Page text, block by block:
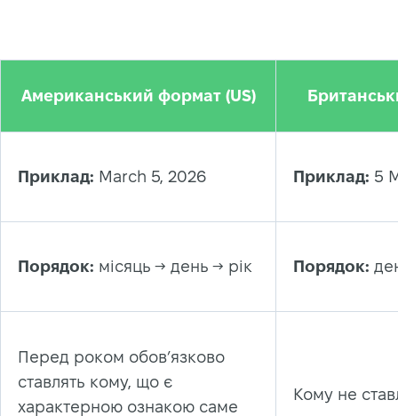
Американський формат (US)
Приклад: March 5, 2026 Приклад: 5
Порядок: місяць → день → рік Порядок:
Перед роком обов’язково
ставлять кому, що є
характерною ознакою саме
Кому не